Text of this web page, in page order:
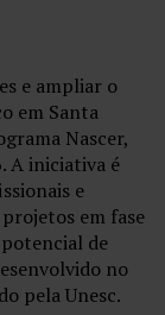
e ampliar o
em Santa
Nascer,
A iniciativa é
e
em fase
de
no
pela Unesc.